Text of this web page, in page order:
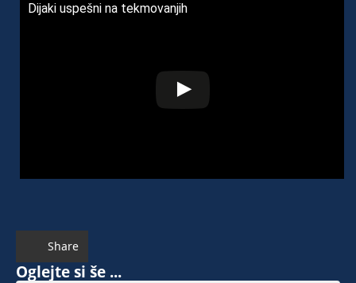
Dijaki uspešni na tekmovanjih
Share
Oglejte si še ...